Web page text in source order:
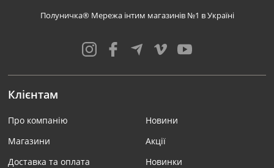
Полуничка® Мережа інтим магазинів №1 в Україні
Клієнтам
Про компанію
Магазини
Доставка та оплата
Новини
Акції
Новинки